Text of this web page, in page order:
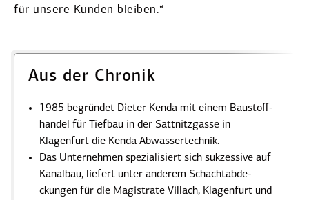
für unsere Kunden bleiben.“
Aus der Chronik
1985 begründet Dieter Kenda mit einem Baustoff­
handel für Tiefbau in der Sattnitz­gasse in
Klagenfurt die Kenda Abwas­ser­technik.
Das Unter­nehmen spezia­li­siert sich sukzessive auf
Kanalbau, liefert unter anderem Schacht­ab­de­
ckungen für die Magis­trate Villach, Klagenfurt und